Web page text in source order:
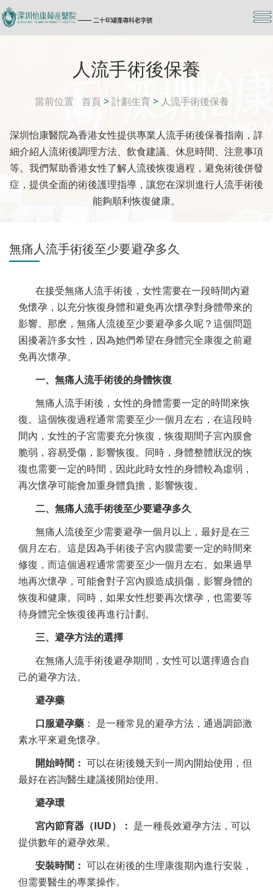
人流手術後保養
當前位置 首頁 >計劃生育> 人流手術後保養
深圳怡康醫院為香港女性提供專業人流手術後保養指南，詳
細介紹人流術後調理方法、飲食建議、休息時間、注意事項
等。我們幫助香港女性了解人流後恢復過程，避免術後併發
症，提供全面的術後護理指導，讓您在深圳進行人流手術後
能夠順利恢復健康。
無痛人流手術後至少要避孕多久
在接受無痛人流手術後，女性需要在一段時間內避
免懷孕，以充分恢復身體和避免再次懷孕對身體帶來的
影響。那麽，無痛人流後至少要避孕多久呢？這個問題
困擾著許多女性，因為她們希望在身體完全康復之前避
免再次懷孕。
一、無痛人流手術後的身體恢復
無痛人流手術後，女性的身體需要一定的時間來恢
復。這個恢復過程通常需要至少一個月左右，在這段時
間內，女性的子宮需要充分恢復，恢復期間子宮內膜會
脆弱，容易受傷，影響恢復。同時，身體整體狀況的恢
復也需要一定的時間，因此此時女性的身體較為虛弱，
再次懷孕可能會加重身體負擔，影響恢復。
二、無痛人流手術後至少要避孕多久
無痛人流後至少需要避孕一個月以上，最好是在三
個月左右。這是因為手術後子宮內膜需要一定的時間來
修復，而這個過程通常需要至少一個月左右。如果過早
地再次懷孕，可能會對子宮內膜造成損傷，影響身體的
恢復和健康。同時，如果女性想要再次懷孕，也需要等
待身體完全恢復後再進行計劃。
三、避孕方法的選擇
在無痛人流手術後避孕期間，女性可以選擇適合自
己的避孕方法。
避孕藥
口服避孕藥 ： 是一種常見的避孕方法，通過調節激
素水平來避免懷孕。
開始時間： 可以在術後幾天到一周內開始使用，但
最好在咨詢醫生建議後開始使用。
避孕環
宮內節育器（IUD）： 是一種長效避孕方法，可以
提供數年的避孕效果。
安裝時間： 可以在術後的生理康復期內進行安裝，
但需要醫生的專業操作。